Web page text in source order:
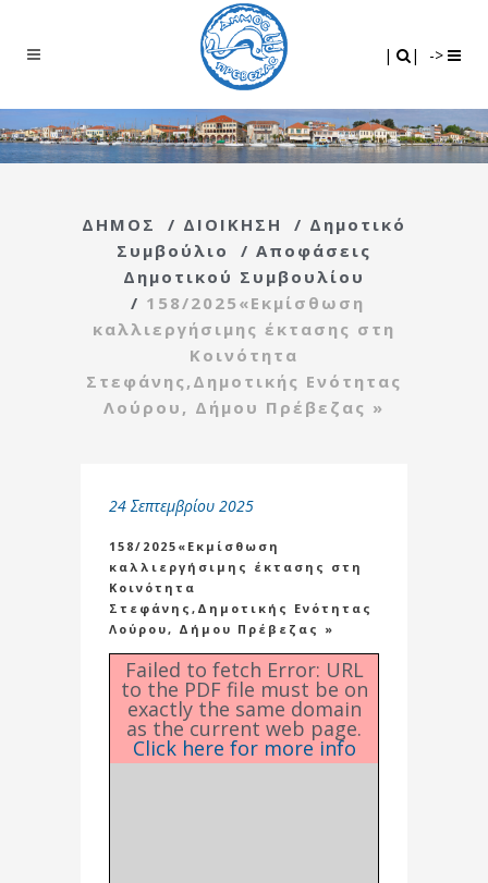
| | ->
ΔΗΜΟΣ / ΔΙΟΙΚΗΣΗ / Δημοτικό
Συμβούλιο
/ Αποφάσεις
Δημοτικού Συμβουλίου
/ 158/2025«Εκμίσθωση
καλλιεργήσιμης έκτασης στη
Κοινότητα
Στεφάνης,Δημοτικής Ενότητας
Λούρου, Δήμου Πρέβεζας »
24 Σεπτεμβρίου 2025
158/2025«Εκμίσθωση
καλλιεργήσιμης έκτασης στη
Κοινότητα
Στεφάνης,Δημοτικής Ενότητας
Λούρου, Δήμου Πρέβεζας »
Failed to fetch Error: URL
to the PDF file must be on
exactly the same domain
as the current web page.
Click here for more info